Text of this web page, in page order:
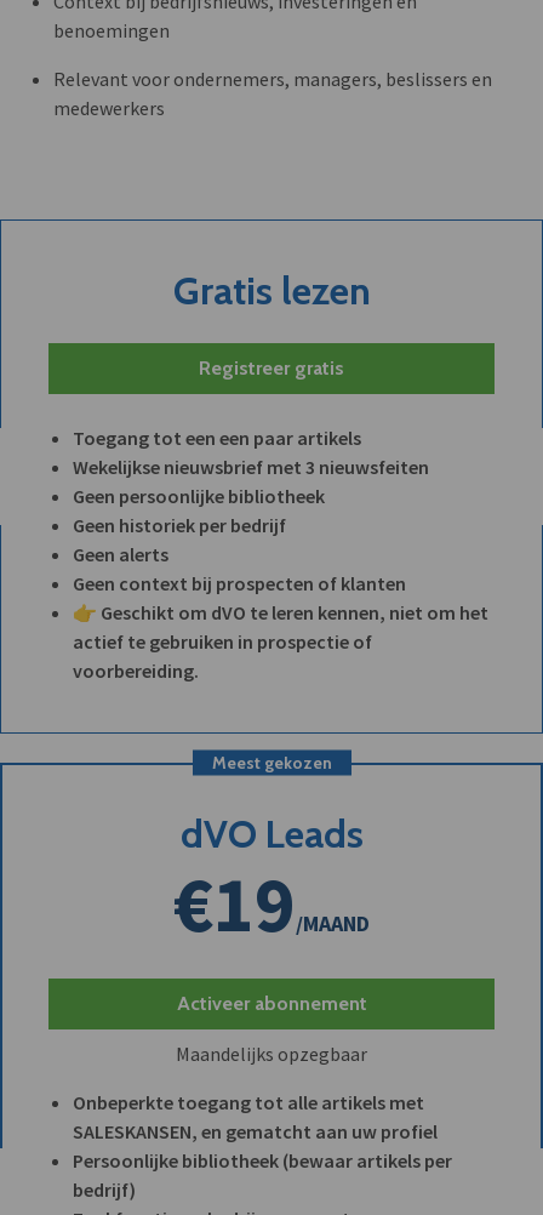
benoemingen
Relevant voor ondernemers, managers, beslissers en
medewerkers
Gratis lezen
Registreer gratis
Toegang tot een een paar artikels
Wekelijkse nieuwsbrief met 3 nieuwsfeiten
Geen persoonlijke bibliotheek
Geen historiek per bedrijf
Geen alerts
Geen context bij prospecten of klanten
👉 Geschikt om dVO te leren kennen, niet om het
actief te gebruiken in prospectie of
voorbereiding.
Meest gekozen
dVO Leads
€19/MAAND
Activeer abonnement
Maandelijks opzegbaar
Onbeperkte toegang tot alle artikels met
SALESKANSEN, en gematcht aan uw profiel
Persoonlijke bibliotheek (bewaar artikels per
bedrijf)